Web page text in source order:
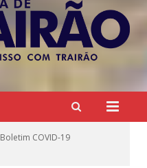
Boletim COVID-19